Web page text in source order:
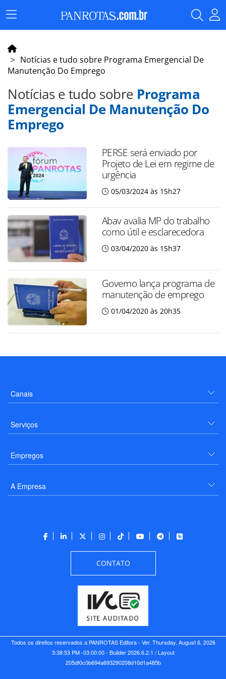
Menu
Principal
Notícias e tudo sobre Programa Emergencial De
Manutenção Do Emprego
Notícias e tudo sobre Programa
Emergencial De Manutenção Do
Emprego
PERSE será enviado por
Projeto de Lei em regime de
urgência
05/03/2024 às 15h27
Abav avalia MP do trabalho
como útil e esclarecedora
03/04/2020 às 15h37
Governo lança programa de
manutenção de emprego
01/04/2020 às 20h35
Canais
Serviços
Empregos
A Empresa
CONTATO
Todos os direitos reservados a PANROTAS Editora - Ver. Thursday, August 6, 2026
3:38:53 PM -03:00:00 - Builder 2026.6.2.1 / Layout
205df0c0b694a693290208d10d1a485b